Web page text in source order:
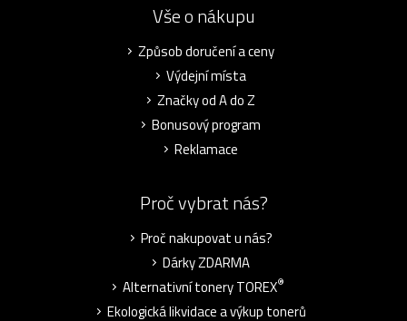
Vše o nákupu
Způsob doručení a ceny
Výdejní místa
Značky od A do Z
Bonusový program
Reklamace
Proč vybrat nás?
Proč nakupovat u nás?
Dárky ZDARMA
Alternativní tonery TOREX®
Ekologická likvidace a výkup tonerů